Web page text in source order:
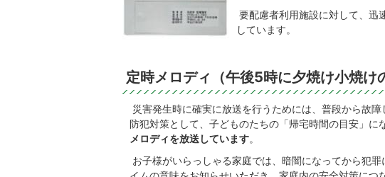
要配慮者利用施設に対して、迅
しています。
定時メロディ（午後5時に夕焼け小焼け
災害発生時に確実に放送を行うためには、普段から故
防犯対策として、子どものたちの「帰宅時間の目安」に
メロディを放送しています。
お子様がいらっしゃる家庭では、暗闇になってから犯